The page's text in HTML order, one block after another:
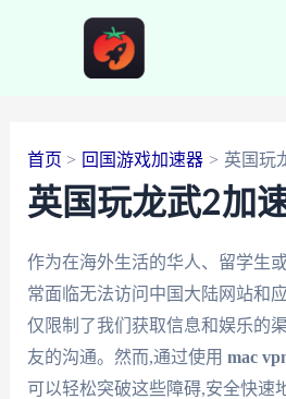
首页 回国游戏加速器 英国玩
英国玩龙武2加
作为在海外生活的华人、留学生
常面临无法访问中国大陆网站和
仅限制了我们获取信息和娱乐的
友的沟通。然而,通过使用 mac
可以轻松突破这些障碍,安全快速